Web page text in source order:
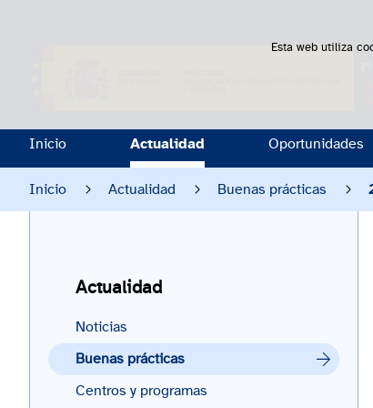
Esta web utiliza
Inicio Actualidad Oportunidades
Inicio Actualidad Buenas prácticas
Actualidad
Noticias
Buenas prácticas
Centros y programas